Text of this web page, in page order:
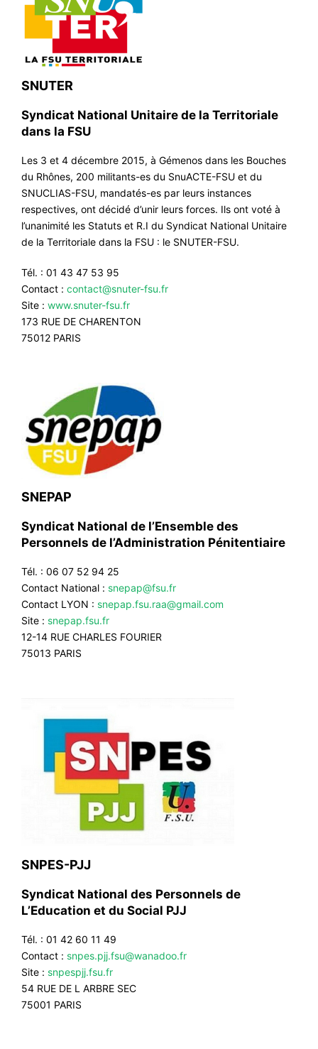
SNUTER
Syndicat National Unitaire de la Territoriale
dans la FSU
Les 3 et 4 décembre 2015, à Gémenos dans les Bouches
du Rhônes, 200 militants-es du SnuACTE-FSU et du
SNUCLIAS-FSU, mandatés-es par leurs instances
respectives, ont décidé d’unir leurs forces. Ils ont voté à
l’unanimité les Statuts et R.I du Syndicat National Unitaire
de la Territoriale dans la FSU : le SNUTER-FSU.
Tél. : 01 43 47 53 95
Contact : contact@snuter-fsu.fr
Site : www.snuter-fsu.fr
173 RUE DE CHARENTON
75012 PARIS
SNEPAP
Syndicat National de l’Ensemble des
Personnels de l’Administration Pénitentiaire
Tél. : 06 07 52 94 25
Contact National : snepap@fsu.fr
Contact LYON : snepap.fsu.raa@gmail.com
Site : snepap.fsu.fr
12-14 RUE CHARLES FOURIER
75013 PARIS
SNPES-PJJ
Syndicat National des Personnels de
L’Education et du Social PJJ
Tél. : 01 42 60 11 49
Contact : snpes.pjj.fsu@wanadoo.fr
Site : snpespjj.fsu.fr
54 RUE DE L ARBRE SEC
75001 PARIS